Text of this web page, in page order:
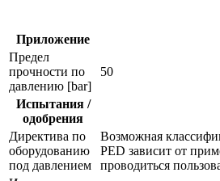
Приложение
Предел
прочности по
давлению [bar]
50
Испытания /
одобрения
Директива по
оборудованию
под давлением
Возможная
PED зависит от
проводиться